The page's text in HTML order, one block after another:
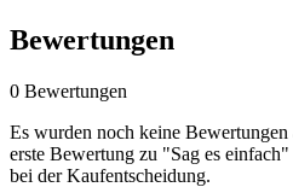
Bewertungen
0 Bewertungen
Es wurden noch keine Bewertungen
erste Bewertung zu "Sag es
bei der Kaufentscheidung.